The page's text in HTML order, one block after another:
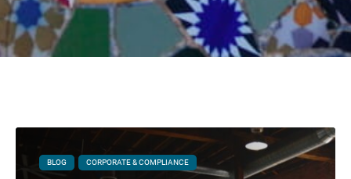
BLOG CORPORATE & COMPLIANCE